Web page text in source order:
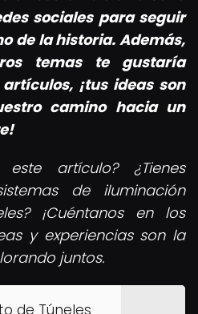
sociales para seguir
de la historia. Además,
temas te gustaría
¡tus ideas son
camino hacia un
artículo? ¿Tienes
de iluminación
¡Cuéntanos en los
y experiencias son la
juntos.
de Túneles